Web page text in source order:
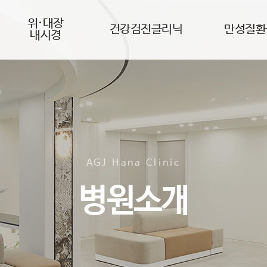
위·대장
내시경
건강검진클리닉 만성질
AGJ Hana Clinic
병원소개